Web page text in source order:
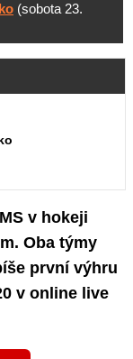
(sobota 23.
v hokeji
Oba týmy
první výhru
v online live